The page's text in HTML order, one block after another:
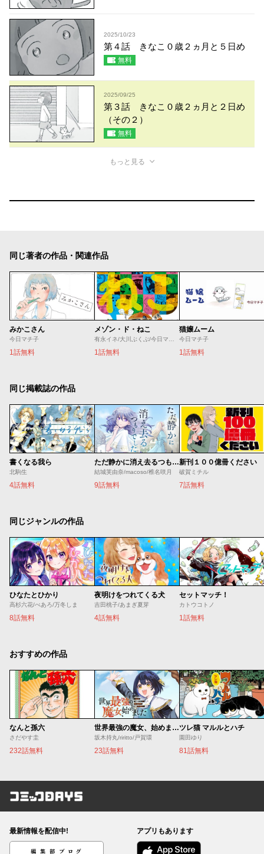
2025/10/23
第４話 きなこ０歳２ヵ月と５日め
無料
2025/09/25
第３話 きなこ０歳２ヵ月と２日め
（その２）
無料
もっと見る
同じ著者の作品・関連作品
みかこさん
今日マチ子
1話無料
メゾン・ド・ねこ
1話無料
猫嬢ムーム
今日マチ子
1話無料
同じ掲載誌の作品
書くなる我ら
北駒生
4話無料
ただ静かに消え去るつもりでした
結城芙由奈/macoso/椎名咲月
9話無料
新刊１００億冊ください
破賀ミチル
7話無料
同じジャンルの作品
ひなたとひかり
高杉六花/べあろ/万冬しま
8話無料
夜明けをつれてくる犬
吉田桃子/あまぎ夏芽
4話無料
セットマッチ！
カトウコトノ
1話無料
おすすめの作品
なんと孫六
さだやす圭
232話無料
世界最強の魔女、始めました ～私だけ『攻略サイト』を見れる世界で自由に生きます～
坂木持丸/riritto/戸賀環
23話無料
ツレ猫 マルルとハチ
園田ゆり
81話無料
コミックDAYS
最新情報を配信中!
編集部ブログ
アプリもあります